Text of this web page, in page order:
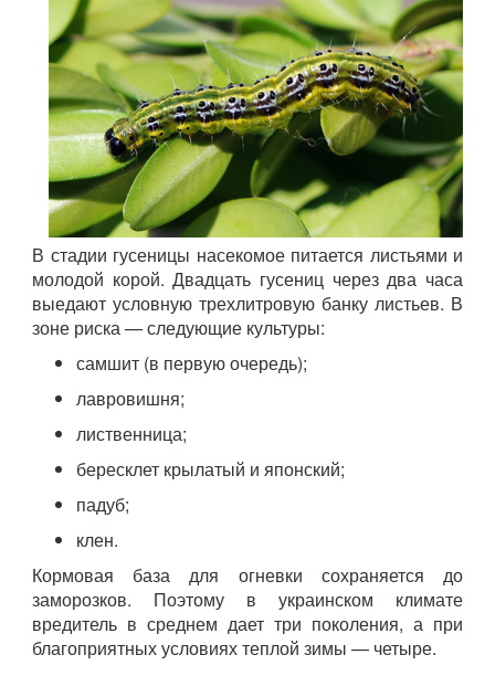
В стадии гусеницы насекомое питается листьями и
молодой корой. Двадцать гусениц через два часа
выедают условную трехлитровую банку листьев. В
зоне риска — следующие культуры:
самшит (в первую очередь);
лавровишня;
лиственница;
бересклет крылатый и японский;
падуб;
клен.
Кормовая база для огневки сохраняется до
заморозков. Поэтому в украинском климате
вредитель в среднем дает три поколения, а при
благоприятных условиях теплой зимы — четыре.